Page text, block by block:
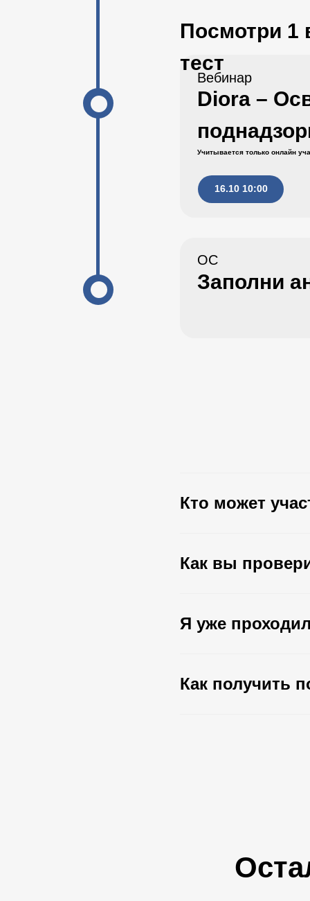
Diora –
Учитывается только онлайн
Посмотри 1
тест
16.10 10:00
Вебинар
Заполни
ОС
Кто может
Как вы
Я уже
Как получить